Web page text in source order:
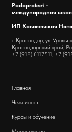
Podoprofeet -
международная
ИП Ковалевская
г. Краснодар, ул.
Краснодарский край,
+7 (918) 0117511, +7 (
Главная
Чемпионат
Курсы и обучение